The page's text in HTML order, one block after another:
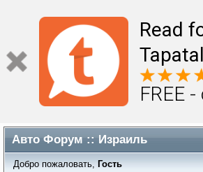
Read
FREE
Авто Форум :: Израиль
Добро пожаловать, Гость